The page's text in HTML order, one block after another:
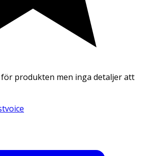
produkten men inga detaljer att